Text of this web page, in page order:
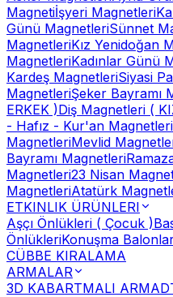
Magnetiİşyeri Magnetleri
Günü MagnetleriSünnet
MagnetleriKız Yenidoğan
MagnetleriKadınlar Günü
Kardeş MagnetleriSiyasi
MagnetleriŞeker Bayramı
ERKEK )Diş Magnetleri (
- Hafız - Kur'an Magnetleri
MagnetleriMevlid
Bayramı Magnetleri
Magnetleri23 Nisan
MagnetleriAtatürk
ETKINLIK ÜRÜNLERI
Aşçı Önlükleri ( Çocuk )
ÖnlükleriKonuşma
CÜBBE KIRALAMA
ARMALAR
3D KABARTMALI ARMA